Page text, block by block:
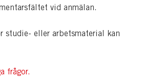
vid anmälan.
studie- eller arbetsmaterial kan
frågor.